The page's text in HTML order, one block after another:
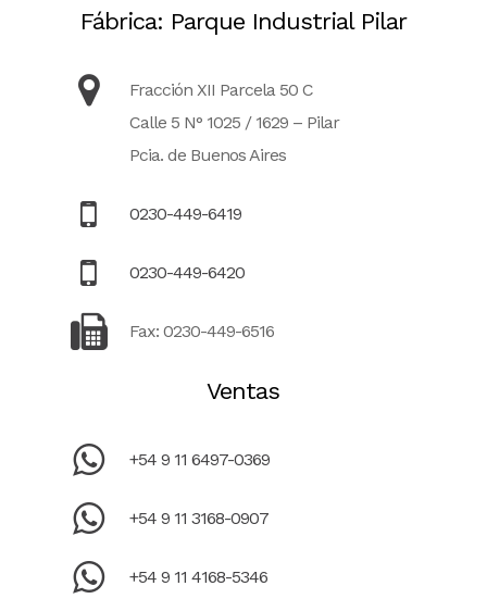
Fábrica: Parque Industrial Pilar
Fracción XII Parcela 50 C
Calle 5 N° 1025 / 1629 – Pilar
Pcia. de Buenos Aires
0230-449-6419
0230-449-6420
Fax: 0230-449-6516
Ventas
+54 9 11 6497-0369
+54 9 11 3168-0907
+54 9 11 4168-5346